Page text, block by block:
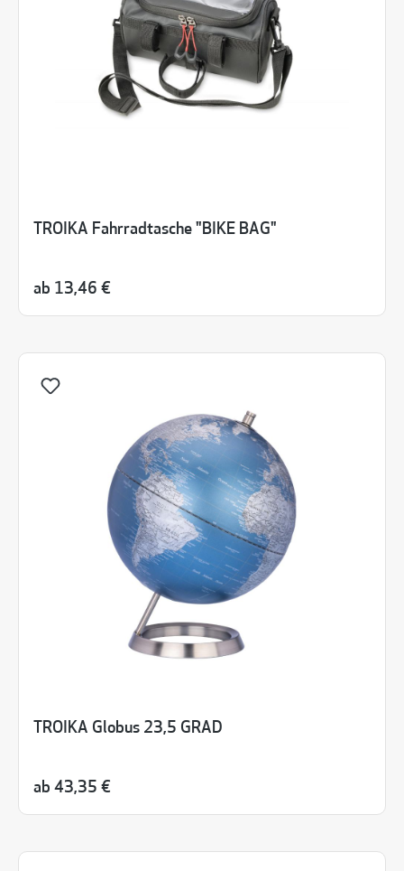
TROIKA Fahrradtasche "BIKE BAG"
ab 13,46 €
TROIKA Globus 23,5 GRAD
ab 43,35 €